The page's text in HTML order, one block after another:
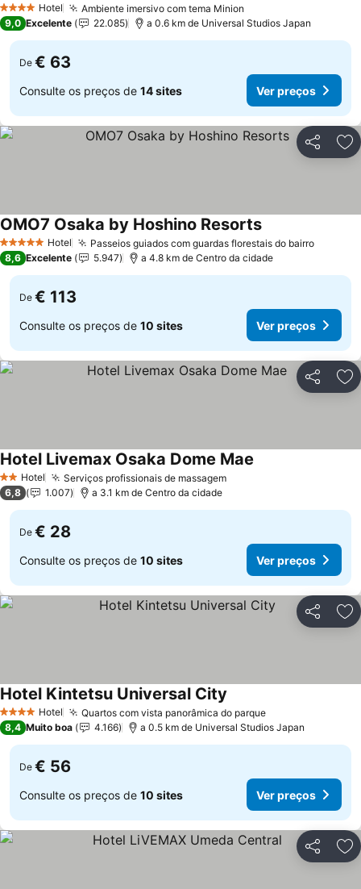
4 EstrelasHotel Ambiente imersivo com tema Minion
9,0 Excelente 22.085 a 0.6 km de Universal Studios Japan
De € 63
Consulte os preços de 14 sites Ver preços
Partilhar
5 Estrelas Hotel Passeios guiados com guardas florestais do bairroVer
OMO7 Osaka by Hoshino ResortsVer preços
8,6 Excelente 5.947 a 4.8 km de Centro da cidade
De € 113
Consulte os preços de 10 sites Ver preços
Partilhar
2 Estrelas
Hotel Serviços profissionais de massagemVer preços
Hotel Livemax Osaka Dome Mae
6,8 1.007 a 3.1 km de Centro da cidade
De € 28
Consulte os preços de 10 sites Ver preços
Partilhar
4 EstrelasHotel Quartos com vista panorâmica do parqueVer preços
Hotel Kintetsu Universal City
8,4 Muito boa 4.166 a 0.5 km de Universal Studios Japan
De € 56
Consulte os preços de 10 sites Ver preços
Partilhar